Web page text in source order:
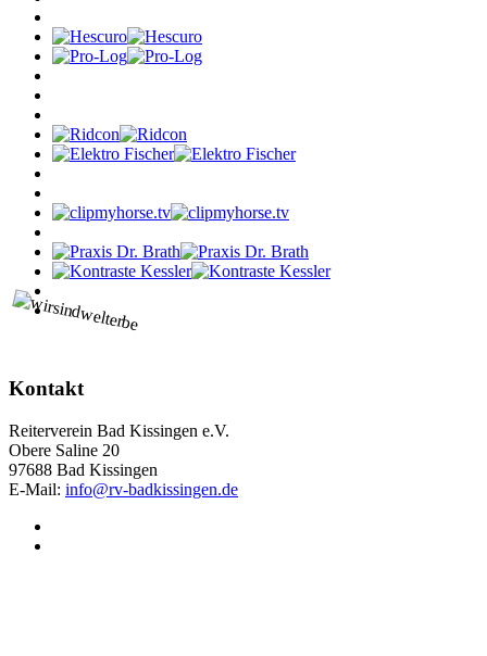
Kontakt
Reiterverein Bad Kissingen e.V.
Obere Saline 20
97688 Bad Kissingen
E-Mail: info@rv-badkissingen.de